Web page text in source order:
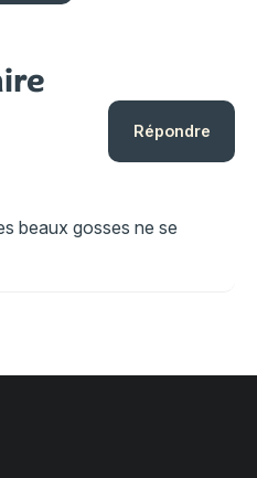
beaux gosses ne se
Répondre